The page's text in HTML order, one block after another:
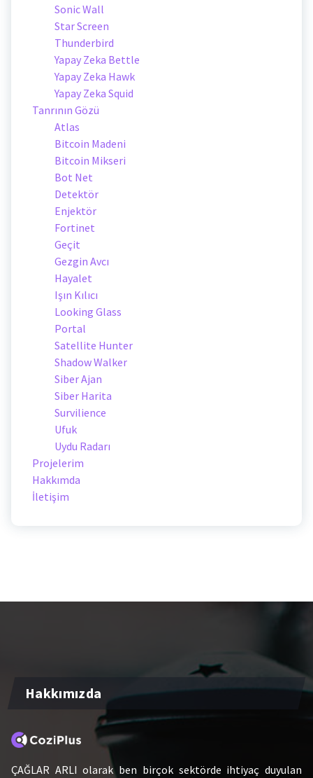
Sonic Wall
Star Screen
Thunderbird
Yapay Zeka Bettle
Yapay Zeka Hawk
Yapay Zeka Squid
Tanrının Gözü
Atlas
Bitcoin Madeni
Bitcoin Mikseri
Bot Net
Detektör
Enjektör
Fortinet
Geçit
Gezgin Avcı
Hayalet
Işın Kılıcı
Looking Glass
Portal
Satellite Hunter
Shadow Walker
Siber Ajan
Siber Harita
Survilience
Ufuk
Uydu Radarı
Projelerim
Hakkımda
İletişim
Hakkımızda
ÇAĞLAR ARLI olarak ben birçok sektörde ihtiyaç duyulan